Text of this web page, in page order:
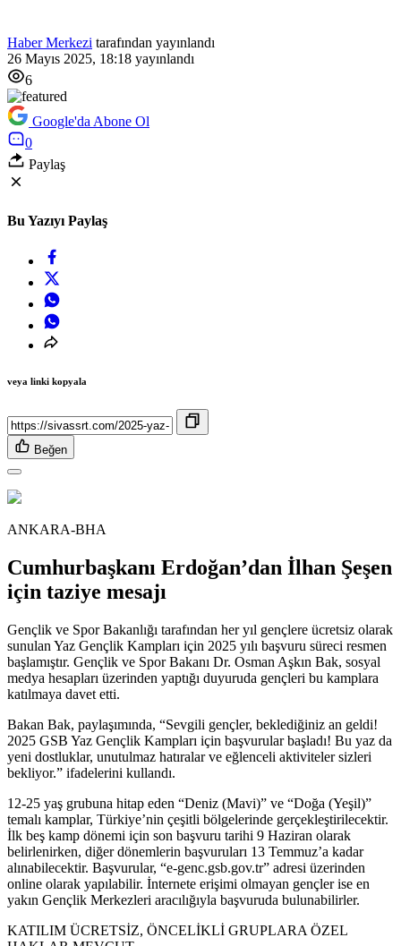
Haber Merkezi tarafından yayınlandı
26 Mayıs 2025, 18:18 yayınlandı
6
Google'da Abone Ol
0
Paylaş
Bu Yazıyı Paylaş
veya linki kopyala
Beğen
ANKARA-BHA
Cumhurbaşkanı Erdoğan’dan İlhan Şeşen
için taziye mesajı
Gençlik ve Spor Bakanlığı tarafından her yıl gençlere ücretsiz olarak
sunulan Yaz Gençlik Kampları için 2025 yılı başvuru süreci resmen
başlamıştır. Gençlik ve Spor Bakanı Dr. Osman Aşkın Bak, sosyal
medya hesapları üzerinden yaptığı duyuruda gençleri bu kamplara
katılmaya davet etti.
Bakan Bak, paylaşımında, “Sevgili gençler, beklediğiniz an geldi!
2025 GSB Yaz Gençlik Kampları için başvurular başladı! Bu yaz da
yeni dostluklar, unutulmaz hatıralar ve eğlenceli aktiviteler sizleri
bekliyor.” ifadelerini kullandı.
12-25 yaş grubuna hitap eden “Deniz (Mavi)” ve “Doğa (Yeşil)”
temalı kamplar, Türkiye’nin çeşitli bölgelerinde gerçekleştirilecektir.
İlk beş kamp dönemi için son başvuru tarihi 9 Haziran olarak
belirlenirken, diğer dönemlerin başvuruları 13 Temmuz’a kadar
alınabilecektir. Başvurular, “e-genc.gsb.gov.tr” adresi üzerinden
online olarak yapılabilir. İnternete erişimi olmayan gençler ise en
yakın Gençlik Merkezleri aracılığıyla başvuruda bulunabilirler.
KATILIM ÜCRETSİZ, ÖNCELİKLİ GRUPLARA ÖZEL